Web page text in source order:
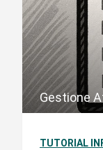
Gestione
TUTORIAL